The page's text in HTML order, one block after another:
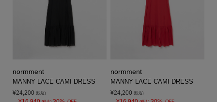
normment
MANNY LACE CAMI DRESS
¥24,200 (税込)
normment
MANNY LACE CAMI DRESS
¥24,200 (税込)